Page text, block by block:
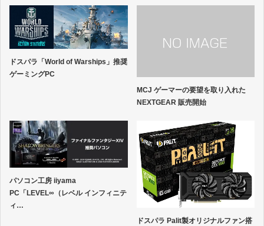
ドスパラ「World of Warships」推奨
ゲーミングPC
MCJ ゲーマーの要望を取り入れた
NEXTGEAR 販売開始
パソコン工房 iiyama
PC「LEVEL∞（レベル インフィニテ
ィ…
ドスパラ Palit製オリジナルファン搭